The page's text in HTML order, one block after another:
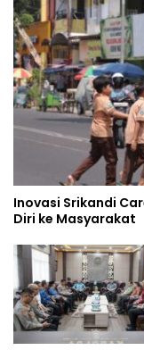
Inovasi Srikandi
Diri ke Masyarakat